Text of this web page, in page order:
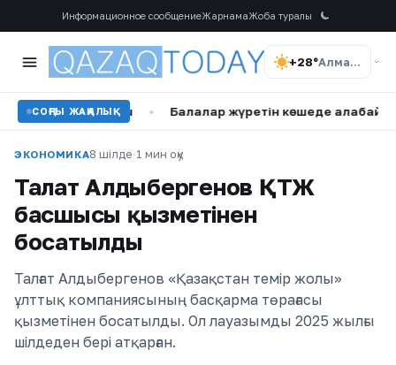
Информационное сообщениеЖарнамаЖоба туралы
+28° Алматы
СОҢҒЫ ЖАҢАЛЫҚ
ұстатты • Балалар жүретін көшеде алабай бос жүр:
ЭКОНОМИКА8 шілде·1 мин оқу
Талғат Алдыбергенов ҚТЖ
басшысы қызметінен
босатылды
Талғат Алдыбергенов «Қазақстан темір жолы»
ұлттық компаниясының басқарма төрағасы
қызметінен босатылды. Ол лауазымды 2025 жылғы
шілдеден бері атқарған.